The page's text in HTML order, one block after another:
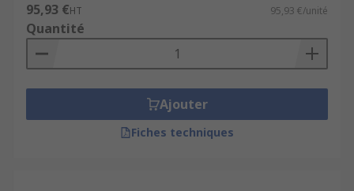
95,93 €HT 95,93 €/unité
Quantité
Ajouter
Fiches techniques